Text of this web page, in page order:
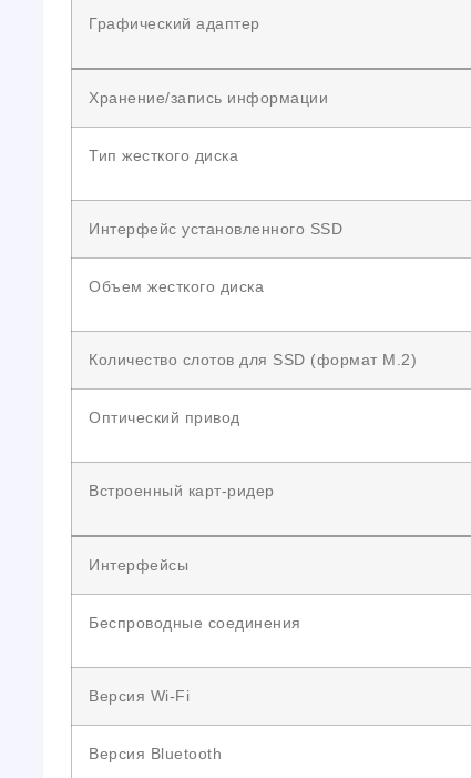
Графический адаптер
Хранение/запись информации
Тип жесткого диска
Интерфейс установленного SSD
Объем жесткого диска
Количество слотов для SSD (формат M.2)
Оптический привод
Встроенный карт-ридер
Интерфейсы
Беспроводные соединения
Версия Wi-Fi
Версия Bluetooth